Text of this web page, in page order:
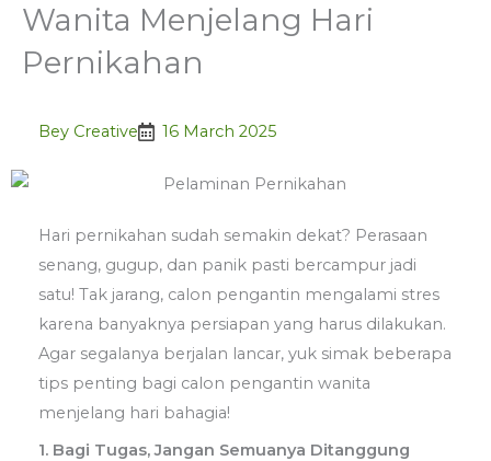
Wanita Menjelang Hari
Pernikahan
Bey Creative 16 March 2025
Hari pernikahan sudah semakin dekat? Perasaan
senang, gugup, dan panik pasti bercampur jadi
satu! Tak jarang, calon pengantin mengalami stres
karena banyaknya persiapan yang harus dilakukan.
Agar segalanya berjalan lancar, yuk simak beberapa
tips penting bagi calon pengantin wanita
menjelang hari bahagia!
1. Bagi Tugas, Jangan Semuanya Ditanggung